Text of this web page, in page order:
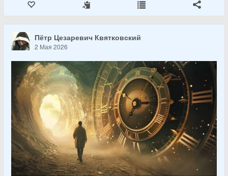
Пётр Цезаревич Квятковский
2 Мая 2026